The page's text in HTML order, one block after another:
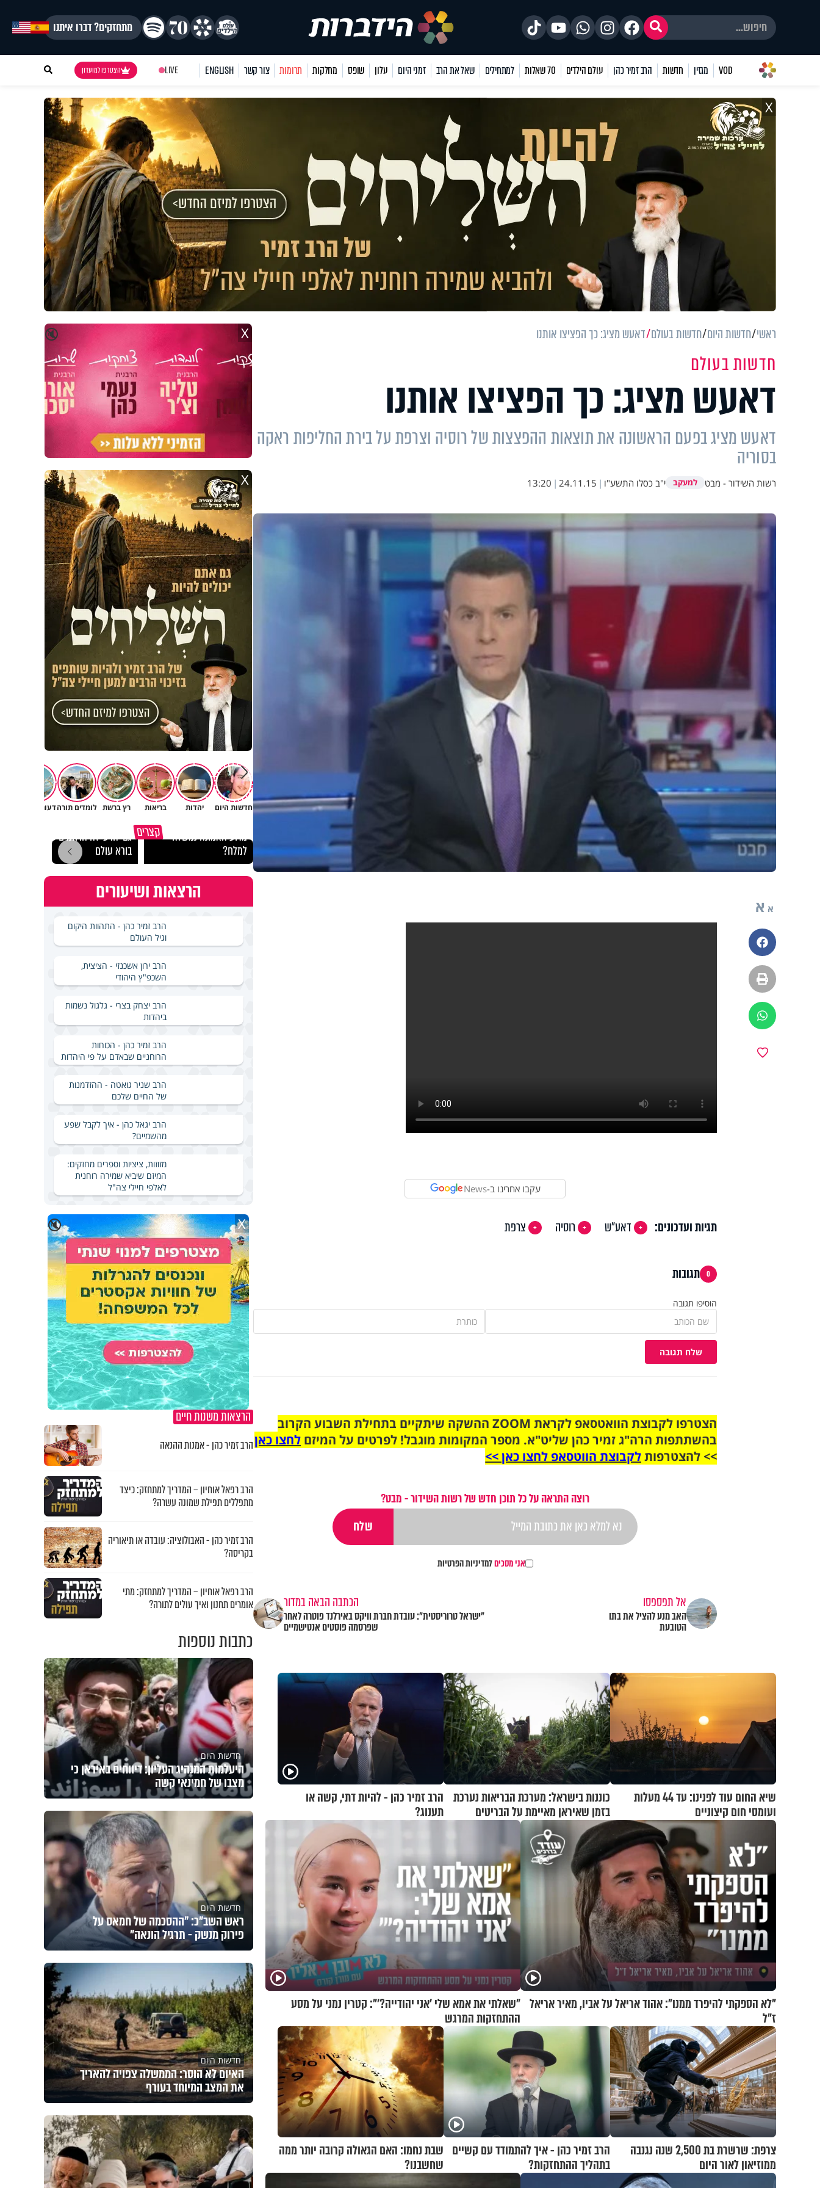
מתחזקים? דברו איתנו
VOD מגזין חדשות הרב זמיר כהן עולם הילדים 70 שאלות למתחילים שאל את הרב זמני היום עלון שופס מחלקות תרומות צור קשר ENGLISH
LIVE הצטרפו למועדון
X
ראשי חדשות היום חדשות בעולם דאעש מציג: כך הפציצו אותנו
חדשות בעולם
דאעש מציג: כך הפציצו אותנו
דאעש מציג בפעם הראשונה את תוצאות ההפצצות של רוסיה וצרפת על בירת החליפות ראקה
בסוריה
רשות השידור - מבט למעקב י"ב כסלו התשע"ו |
24.11.15
|
13:20
א א
פייסבוק
הדפסה
ווטסאפ
עקבו אחרינו ב-News
תגיות ועדכונים: דאע"ש רוסיה צרפת
0 תגובות
הוסיפו תגובה
שלח תגובה
הצטרפו לקבוצת הוואטסאפ לקראת ZOOM ההשקה שיתקיים בתחילת השבוע הקרוב
בהשתתפות הרה"ג זמיר כהן שליט"א. מספר המקומות מוגבל! לפרטים על המיזם לחצו כאן
>> להצטרפותלקבוצת הווטסאפ לחצו כאן >>
רוצה התראה על כל תוכן חדש של רשות השידור - מבט?
אני מסכיםלמדיניות הפרטיות
אל תפספסו
האב מנע להציל את בתו
הטובעת
הכתבה הבאה במדור
"ישראל טרוריסטית": עובדת חברת וויקס באירלנד פוטרה לאחר
שפרסמה פוסטים אנטישמיים
שיא החום עוד לפנינו: עד 44 מעלות
ועומסי חום קיצוניים
כוננות בישראל: מערכת הבריאות נערכת
בזמן שאיראן מאיימת על הבריטים
הרב זמיר כהן - להיות דתי, קשה או
תענוג?
"לא הספקתי להיפרד ממנו": אהוד אריאל על אביו, מאיר אריאל
ז"ל
"שאלתי את אמא שלי 'אני יהודייה?'": קטרין נמני על מסע
ההתחזקות המרגש
צרפת: שרשרת בת 2,500 שנה נגנבה
ממוזיאון לאור היום
הרב זמיר כהן - איך להתמודד עם קשיים
בתהליך ההתחזקות?
שבת נחמו: האם הגאולה קרובה יותר ממה
שחשבנו?
🔇 X
X
חדשות היום יהדות בריאות רץ ברשת לומדים תורהדעות וטורים
קצרים
מדוע האמונה נמשלה
למלח?
גם ׳הרע׳ זה הרחמים של
בורא עולם
הרצאות ושיעורים
הרב זמיר כהן - התהוות היקום
וגיל העולם
הרב ירון אשכנזי - הציצית,
השכפ"ץ היהודי
הרב יצחק בצרי - גלגול נשמות
ביהדות
הרב זמיר כהן - הכוחות
הרוחניים שבאדם על פי היהדות
הרב שניר גואטה - ההזדמנות
של החיים שלכם
הרב יגאל כהן - איך לקבל שפע
מהשמיים?
מזוזות, ציציות וספרים מחזקים:
המיזם שיביא שמירה רוחנית
לאלפי חיילי צה"ל
🔇 X
הרצאות משנות חיים
הרב זמיר כהן - אמנות ההנאה
הרב רפאל אוחיון – המדריך למתחזק: כיצד
מתפללים תפילת שמונה עשרה?
הרב זמיר כהן - האבולוציה: עובדה או תיאוריה
בקריסה?
הרב רפאל אוחיון – המדריך למתחזק: מתי
אומרים תחנון ואיך עולים לתורה?
כתבות נוספות
חדשות היום
היעלמות המנהיג העליון: דיווחים באיראן כי
מצבו של חמינאי קשה
חדשות היום
ראש השב"כ: "ההסכמה של חמאס על
פירוק מנשק - תרגיל הונאה"
חדשות היום
האיום לא הוסר: הממשלה צפויה להאריך
את המצב המיוחד בעורף